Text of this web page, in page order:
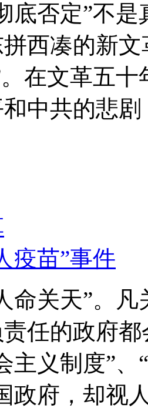
底否定”不
西凑的新
在文革五
中共的悲
苗”事件
命关天”。
任的政府
主义制度”
政府，却视